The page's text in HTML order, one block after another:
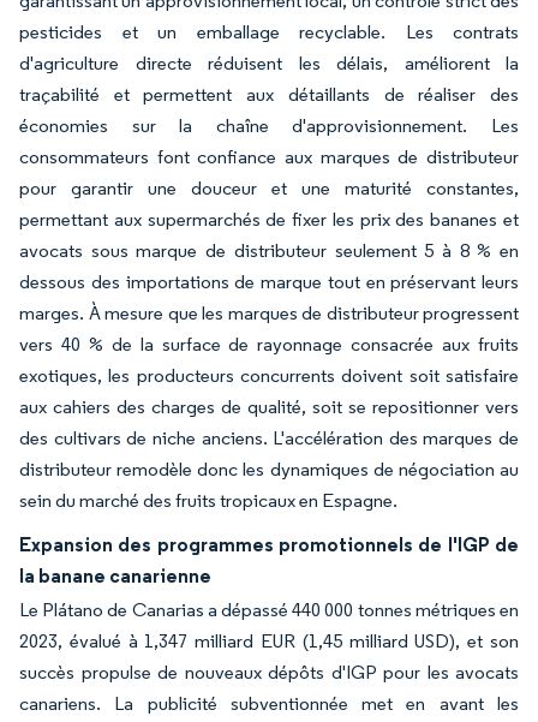
pesticides et un emballage recyclable. Les contrats
d'agriculture directe réduisent les délais, améliorent la
traçabilité et permettent aux détaillants de réaliser des
économies sur la chaîne d'approvisionnement. Les
consommateurs font confiance aux marques de distributeur
pour garantir une douceur et une maturité constantes,
permettant aux supermarchés de fixer les prix des bananes et
avocats sous marque de distributeur seulement 5 à 8 % en
dessous des importations de marque tout en préservant leurs
marges. À mesure que les marques de distributeur progressent
vers 40 % de la surface de rayonnage consacrée aux fruits
exotiques, les producteurs concurrents doivent soit satisfaire
aux cahiers des charges de qualité, soit se repositionner vers
des cultivars de niche anciens. L'accélération des marques de
distributeur remodèle donc les dynamiques de négociation au
sein du marché des fruits tropicaux en Espagne.
Expansion des programmes promotionnels de l'IGP de
la banane canarienne
Le Plátano de Canarias a dépassé 440 000 tonnes métriques en
2023, évalué à 1,347 milliard EUR (1,45 milliard USD), et son
succès propulse de nouveaux dépôts d'IGP pour les avocats
canariens. La publicité subventionnée met en avant les